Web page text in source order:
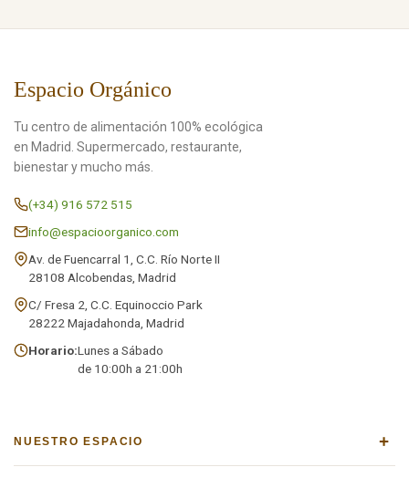
Espacio Orgánico
Tu centro de alimentación 100% ecológica
en Madrid. Supermercado, restaurante,
bienestar y mucho más.
(+34) 916 572 515
info@espacioorganico.com
Av. de Fuencarral 1, C.C. Río Norte II
28108 Alcobendas, Madrid
C/ Fresa 2, C.C. Equinoccio Park
28222 Majadahonda, Madrid
Horario:Lunes a Sábado
de 10:00h a 21:00h
NUESTRO ESPACIO +